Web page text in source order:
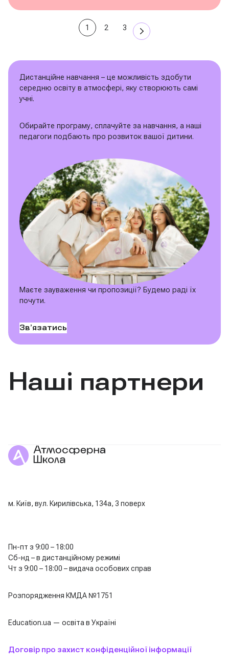
Записатись на курс
1 2 3
Дистанційне навчання – це можливість здобути
середню освіту в атмосфері, яку створюють самі
учні.
Обирайте програму, сплачуйте за навчання, а наші
педагоги подбають про розвиток вашої дитини.
Маєте зауваження чи пропозиції? Будемо раді їх
почути.
Звʼязатись
Наші партнери
м. Київ, вул. Кирилівська, 134а, 3 поверх
Пн-пт з 9:00 – 18:00
Сб-нд – в дистанційному режимі
Чт з 9:00 – 18:00 – видача особових справ
Розпорядження КМДА №1751
Education.ua — освіта в Україні
Договір про захист конфіденційної інформації